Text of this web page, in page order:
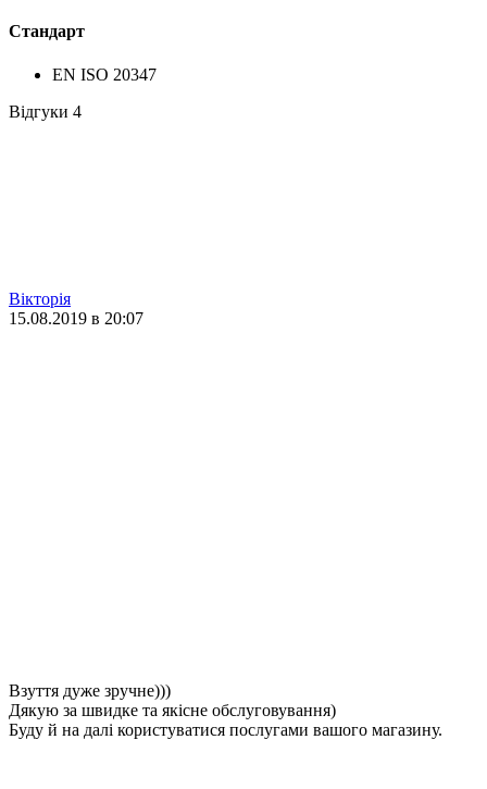
Стандарт
EN ISO 20347
Відгуки 4
Вікторія
15.08.2019 в 20:07
Взуття дуже зручне)))
Дякую за швидке та якісне обслуговування)
Буду й на далі користуватися послугами вашого магазину.